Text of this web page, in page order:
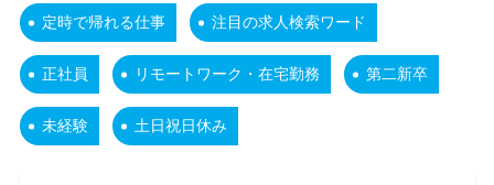
定時で帰れる仕事 注目の求人検索ワード
正社員 リモートワーク・在宅勤務 第二新卒
未経験 土日祝日休み